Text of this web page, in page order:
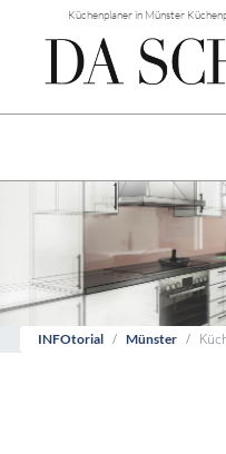
Küchenplaner in Münster
INFOtorial Münster